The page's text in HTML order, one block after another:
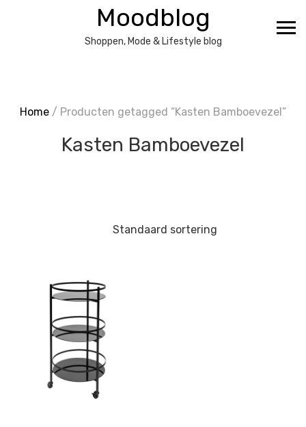
Moodblog
Shoppen, Mode & Lifestyle blog
Home / Producten getagged “Kasten Bamboevezel”
Kasten Bamboevezel